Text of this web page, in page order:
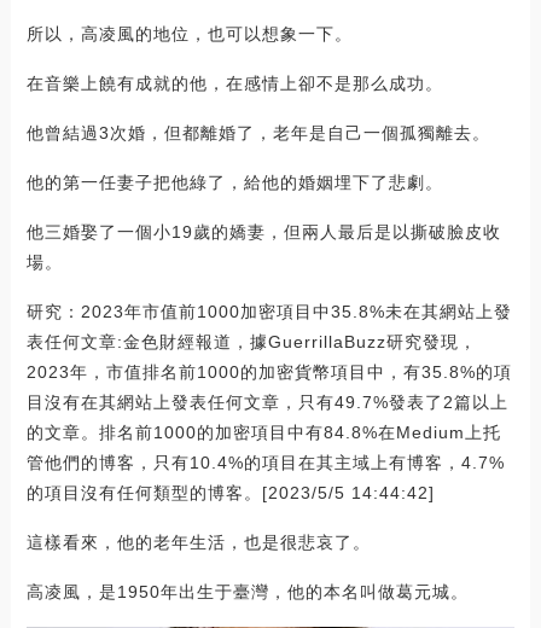
所以，高凌風的地位，也可以想象一下。
在音樂上饒有成就的他，在感情上卻不是那么成功。
他曾結過3次婚，但都離婚了，老年是自己一個孤獨離去。
他的第一任妻子把他綠了，給他的婚姻埋下了悲劇。
他三婚娶了一個小19歲的嬌妻，但兩人最后是以撕破臉皮收
場。
研究：2023年市值前1000加密項目中35.8%未在其網站上發
表任何文章:金色財經報道，據GuerrillaBuzz研究發現，
2023年，市值排名前1000的加密貨幣項目中，有35.8%的項
目沒有在其網站上發表任何文章，只有49.7%發表了2篇以上
的文章。排名前1000的加密項目中有84.8%在Medium上托
管他們的博客，只有10.4%的項目在其主域上有博客，4.7%
的項目沒有任何類型的博客。[2023/5/5 14:44:42]
這樣看來，他的老年生活，也是很悲哀了。
高凌風，是1950年出生于臺灣，他的本名叫做葛元城。